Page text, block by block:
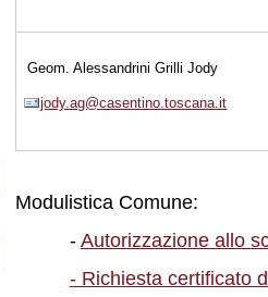
Geom. Alessandrini Grilli Jody
jody.ag@casentino.toscana.it
Modulistica Comune:
- Autorizzazione allo
- Richiesta certificato